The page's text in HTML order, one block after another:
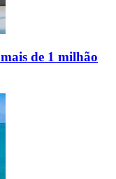
de 1 milhão